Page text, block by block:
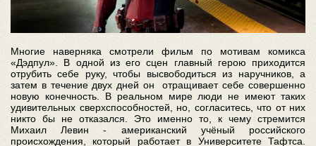
Многие наверняка смотрели фильм по мотивам комикса
«Дэдпул». В одной из его сцен главный герою приходится
отрубить себе руку, чтобы высвободиться из наручников, а
затем в течение двух дней он отращивает себе совершенно
новую конечность. В реальном мире люди не имеют таких
удивительных сверхспособностей, но, согласитесь, что от них
никто бы не отказался. Это именно то, к чему стремится
Михаил Левин - американский учёный российского
происхождения, который работает в Университете Тафтса.